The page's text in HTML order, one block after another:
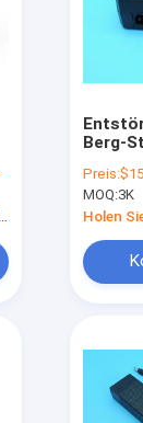
Berg-
Preis:
MOQ:3K